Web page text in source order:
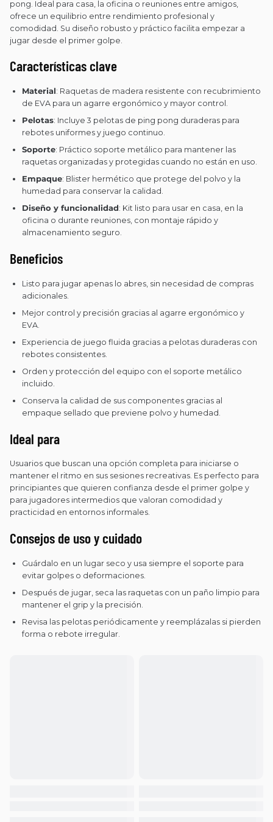
pong. Ideal para casa, la oficina o reuniones entre amigos,
ofrece un equilibrio entre rendimiento profesional y
comodidad. Su diseño robusto y práctico facilita empezar a
jugar desde el primer golpe.
Características clave
Material: Raquetas de madera resistente con recubrimiento
de EVA para un agarre ergonómico y mayor control.
Pelotas: Incluye 3 pelotas de ping pong duraderas para
rebotes uniformes y juego continuo.
Soporte: Práctico soporte metálico para mantener las
raquetas organizadas y protegidas cuando no están en uso.
Empaque: Blister hermético que protege del polvo y la
humedad para conservar la calidad.
Diseño y funcionalidad: Kit listo para usar en casa, en la
oficina o durante reuniones, con montaje rápido y
almacenamiento seguro.
Beneficios
Listo para jugar apenas lo abres, sin necesidad de compras
adicionales.
Mejor control y precisión gracias al agarre ergonómico y
EVA.
Experiencia de juego fluida gracias a pelotas duraderas con
rebotes consistentes.
Orden y protección del equipo con el soporte metálico
incluido.
Conserva la calidad de sus componentes gracias al
empaque sellado que previene polvo y humedad.
Ideal para
Usuarios que buscan una opción completa para iniciarse o
mantener el ritmo en sus sesiones recreativas. Es perfecto para
principiantes que quieren confianza desde el primer golpe y
para jugadores intermedios que valoran comodidad y
practicidad en entornos informales.
Consejos de uso y cuidado
Guárdalo en un lugar seco y usa siempre el soporte para
evitar golpes o deformaciones.
Después de jugar, seca las raquetas con un paño limpio para
mantener el grip y la precisión.
Revisa las pelotas periódicamente y reemplázalas si pierden
forma o rebote irregular.